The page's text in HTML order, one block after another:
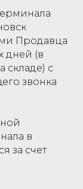
Продавца
дней (в
складе) с
звонка
в
за счет